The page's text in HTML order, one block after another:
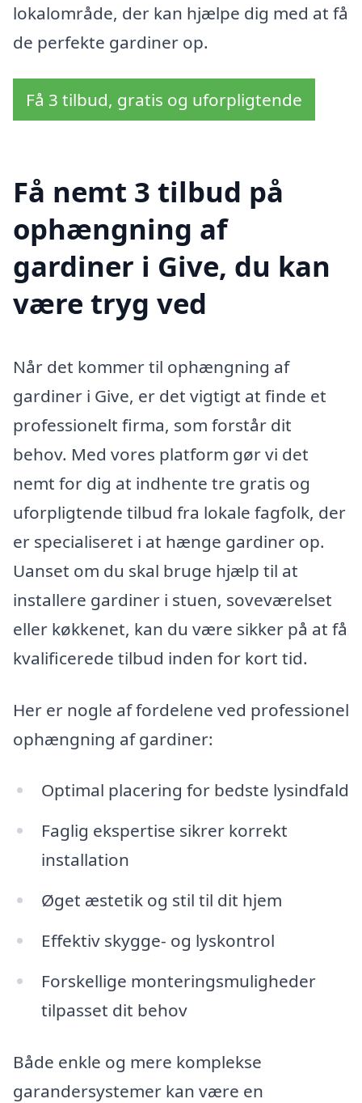
lokalområde, der kan hjælpe dig med at få
de perfekte gardiner op.
Få 3 tilbud, gratis og uforpligtende
Få nemt 3 tilbud på
ophængning af
gardiner i Give, du kan
være tryg ved
Når det kommer til ophængning af
gardiner i Give, er det vigtigt at finde et
professionelt firma, som forstår dit
behov. Med vores platform gør vi det
nemt for dig at indhente tre gratis og
uforpligtende tilbud fra lokale fagfolk, der
er specialiseret i at hænge gardiner op.
Uanset om du skal bruge hjælp til at
installere gardiner i stuen, soveværelset
eller køkkenet, kan du være sikker på at få
kvalificerede tilbud inden for kort tid.
Her er nogle af fordelene ved professionel
ophængning af gardiner:
Optimal placering for bedste lysindfald
Faglig ekspertise sikrer korrekt
installation
Øget æstetik og stil til dit hjem
Effektiv skygge- og lyskontrol
Forskellige monteringsmuligheder
tilpasset dit behov
Både enkle og mere komplekse
garandersystemer kan være en